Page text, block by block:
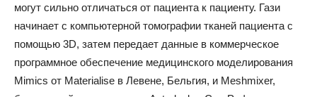
могут сильно отличаться от пациента к пациенту. Гази
начинает с компьютерной томографии тканей пациента с
помощью 3D, затем передает данные в коммерческое
программное обеспечение медицинского моделирования
Mimics от Materialise в Левене, Бельгия, и Meshmixer,